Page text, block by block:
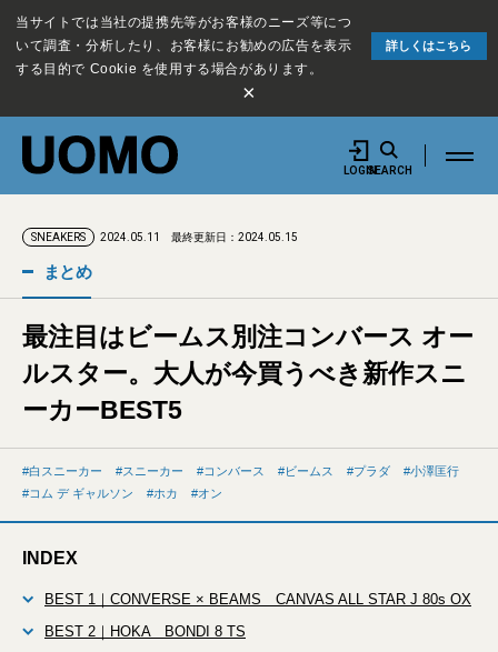
当サイトでは当社の提携先等がお客様のニーズ等につ
いて調査・分析したり、お客様にお勧めの広告を表示
する目的で Cookie を使用する場合があります。
詳しくはこちら
×
LOGINSEARCH
SNEAKERS 2024.05.11 最終更新日：2024.05.15
まとめ
最注目はビームス別注コンバース オー
ルスター。大人が今買うべき新作スニ
ーカーBEST5
白スニーカー スニーカー コンバース ビームス プラダ
小澤匡行
コム デ ギャルソン
ホカ オン
INDEX
BEST 1｜CONVERSE × BEAMS CANVAS ALL STAR J 80s OX
BEST 2｜HOKA BONDI 8 TS